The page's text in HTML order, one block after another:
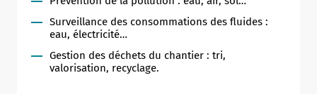
Surveillance des consommations des fluides :
eau, électricité…
Gestion des déchets du chantier : tri,
valorisation, recyclage.